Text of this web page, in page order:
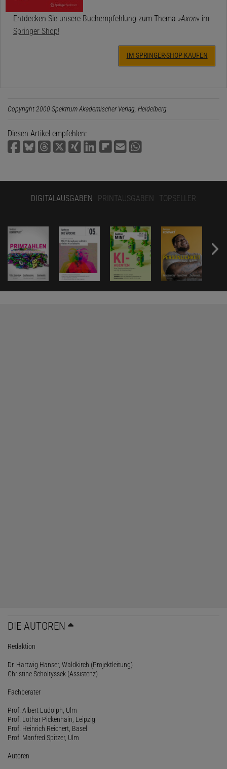
Entdecken Sie unsere Buchempfehlung zum Thema »Axon« im
Springer Shop!
IM SPRINGER-SHOP KAUFEN
Copyright 2000 Spektrum Akademischer Verlag, Heidelberg
Diesen Artikel empfehlen:
DIGITALAUSGABEN PRINTAUSGABEN TOPSELLER
DIE AUTOREN
Redaktion
Dr. Hartwig Hanser, Waldkirch (Projektleitung)
Christine Scholtyssek (Assistenz)
Fachberater
Prof. Albert Ludolph, Ulm
Prof. Lothar Pickenhain, Leipzig
Prof. Heinrich Reichert, Basel
Prof. Manfred Spitzer, Ulm
Autoren